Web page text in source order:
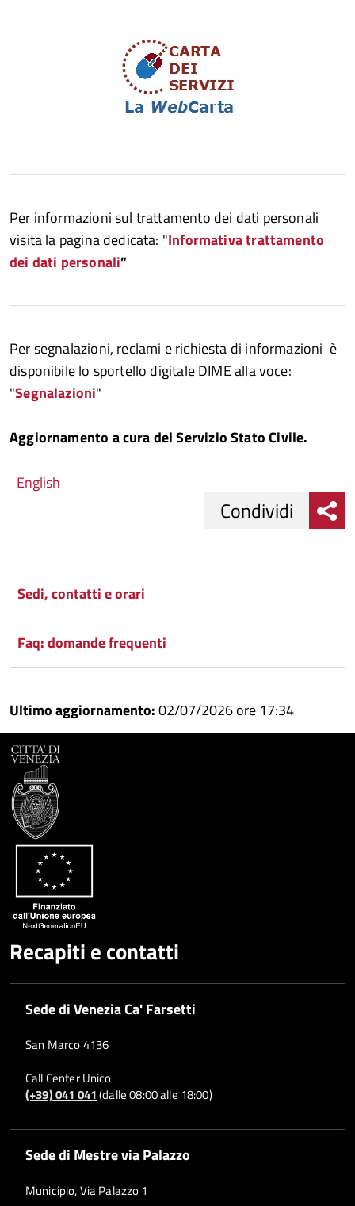
Per informazioni sul trattamento dei dati personali
visita la pagina dedicata: "Informativa trattamento
dei dati personali”
Per segnalazioni, reclami e richiesta di informazioni è
disponibile lo sportello digitale DIME alla voce:
"Segnalazioni"
Aggiornamento a cura del Servizio Stato Civile.
English
Facebook
su
Twitter
Condividi
su
Google
Plus
Condividi
su
Whatsapp
Condividi
Sedi, contatti e orari
Faq: domande frequenti
Ultimo aggiornamento:02/07/2026 ore 17:34
Recapiti e contatti
Sede di Venezia Ca' Farsetti
San Marco 4136
Call Center Unico
(+39) 041 041(dalle 08:00 alle 18:00)
Sede di Mestre via Palazzo
Municipio, Via Palazzo 1